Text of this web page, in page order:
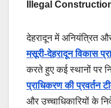
Illegal
देहरादून में अनियंत्रित
मसूरी-देहरादून विकास
करते हुए कई स्थानों पर
प्राधिकरण की प्रवर्तन
और उच्चाधिकारियों के